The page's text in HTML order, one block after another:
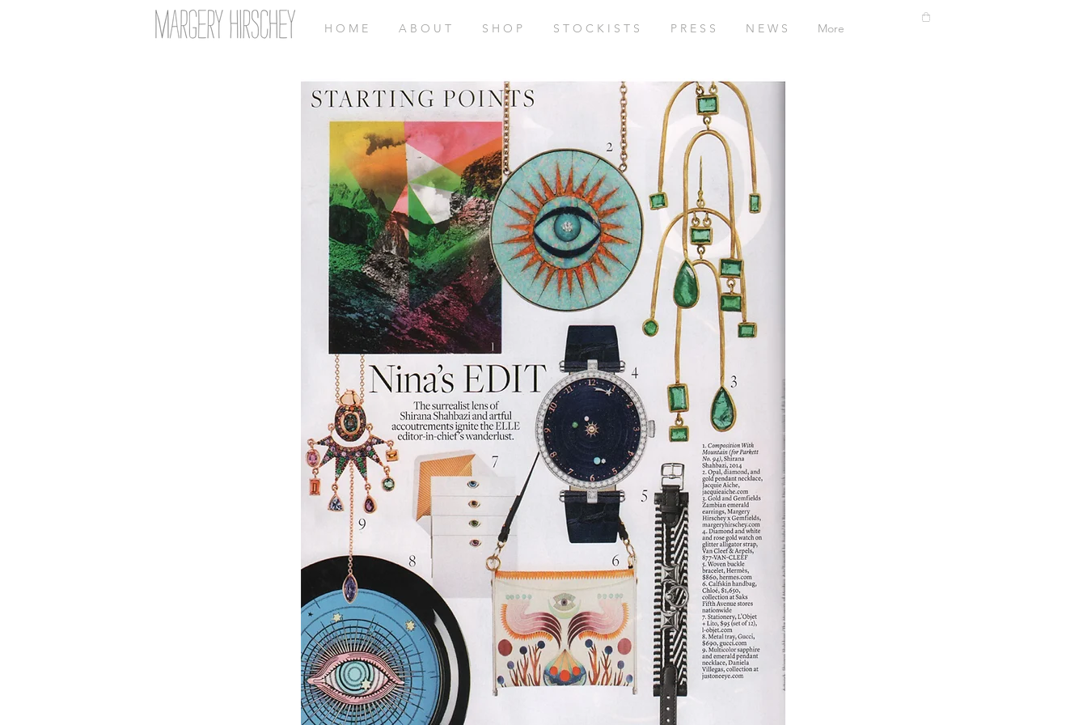
H O M E A B O U T S H O P S T O C K I S T S P R E S S N E W S More